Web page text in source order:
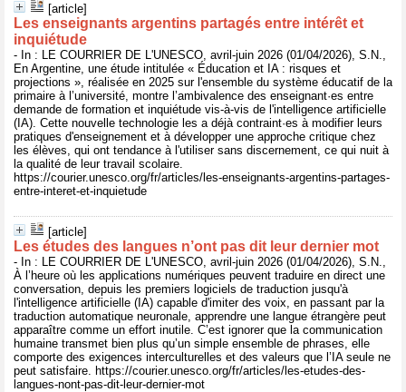
[article]
Les enseignants argentins partagés entre intérêt et
inquiétude
- In : LE COURRIER DE L'UNESCO, avril-juin 2026 (01/04/2026), S.N.,
En Argentine, une étude intitulée « Éducation et IA : risques et
projections », réalisée en 2025 sur l'ensemble du système éducatif de la
primaire à l’université, montre l’ambivalence des enseignant·es entre
demande de formation et inquiétude vis-à-vis de l'intelligence artificielle
(IA). Cette nouvelle technologie les a déjà contraint·es à modifier leurs
pratiques d'enseignement et à développer une approche critique chez
les élèves, qui ont tendance à l'utiliser sans discernement, ce qui nuit à
la qualité de leur travail scolaire.
https://courier.unesco.org/fr/articles/les-enseignants-argentins-partages-
entre-interet-et-inquietude
[article]
Les études des langues n’ont pas dit leur dernier mot
- In : LE COURRIER DE L'UNESCO, avril-juin 2026 (01/04/2026), S.N.,
À l’heure où les applications numériques peuvent traduire en direct une
conversation, depuis les premiers logiciels de traduction jusqu'à
l'intelligence artificielle (IA) capable d'imiter des voix, en passant par la
traduction automatique neuronale, apprendre une langue étrangère peut
apparaître comme un effort inutile. C’est ignorer que la communication
humaine transmet bien plus qu’un simple ensemble de phrases, elle
comporte des exigences interculturelles et des valeurs que l’IA seule ne
peut satisfaire. https://courier.unesco.org/fr/articles/les-etudes-des-
langues-nont-pas-dit-leur-dernier-mot